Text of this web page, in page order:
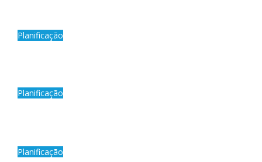
Planificação
Planificação
Planificação